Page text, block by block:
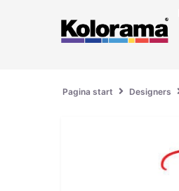
Pagina start Designers